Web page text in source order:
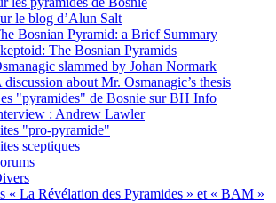
le blog d’Alun Salt
Bosnian Pyramid: a Brief Summary
The Bosnian Pyramids
slammed by Johan Normark
discussion about Mr. Osmanagic’s thesis
"pyramides" de Bosnie sur BH Info
: Andrew Lawler
"pro-pyramide"
sceptiques
« La Révélation des Pyramides » et « BAM »